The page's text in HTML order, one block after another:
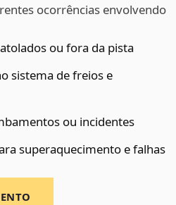
ocorrências envolvendo
ou fora da pista
sistema de freios e
ou incidentes
superaquecimento e falhas